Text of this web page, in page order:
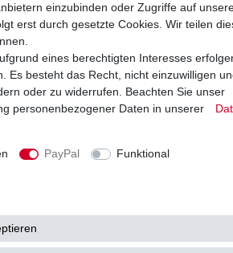
Bezahlarten
Kontakt
einzubinden oder Zugriffe auf
erst durch gesetzte Cookies. Wir teilen
eines berechtigten Interesses
Es besteht das Recht, nicht einzuwilligen
oder zu widerrufen. Beachten Sie unser
personenbezogener Daten in unserer
PayPal
Funktional